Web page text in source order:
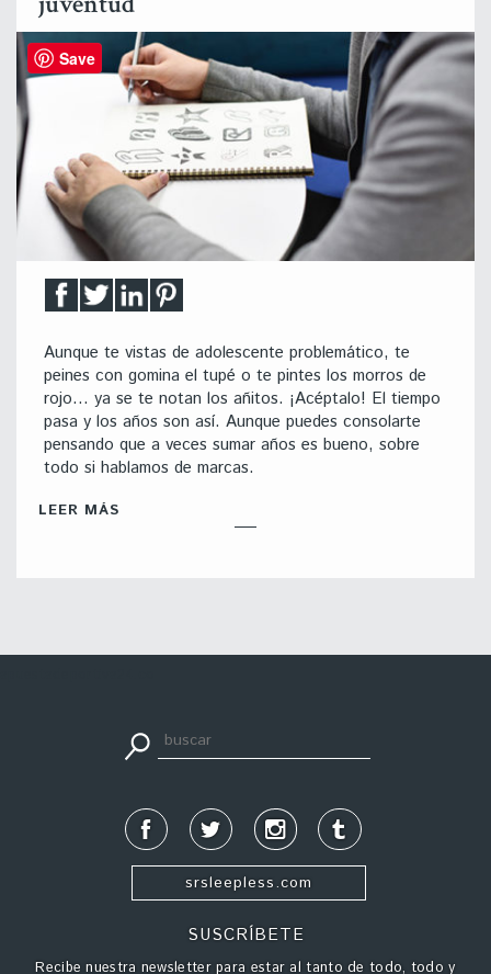
Aunque te vistas de adolescente problemático, te
peines con gomina el tupé o te pintes los morros de
rojo… ya se te notan los añitos. ¡Acéptalo! El tiempo
pasa y los años son así. Aunque puedes consolarte
pensando que a veces sumar años es bueno, sobre
todo si hablamos de marcas.
LEER MÁS
srsleepless.com
SUSCRÍBETE
Recibe nuestra newsletter para estar al tanto de todo, todo y
Save